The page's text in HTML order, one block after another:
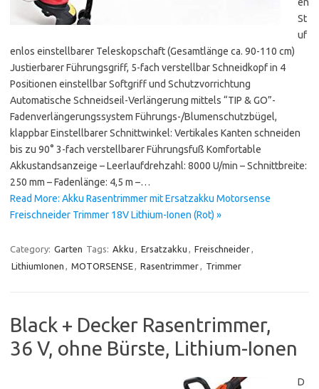
St
uf
enlos einstellbarer Teleskopschaft (Gesamtlänge ca. 90-110 cm)
Justierbarer Führungsgriff, 5-fach verstellbar Schneidkopf in 4
Positionen einstellbar Softgriff und Schutzvorrichtung
Automatische Schneidseil-Verlängerung mittels “TIP & GO”-
Fadenverlängerungssystem Führungs-/Blumenschutzbügel,
klappbar Einstellbarer Schnittwinkel: Vertikales Kanten schneiden
bis zu 90° 3-fach verstellbarer Führungsfuß Komfortable
Akkustandsanzeige – Leerlaufdrehzahl: 8000 U/min – Schnittbreite:
250 mm – Fadenlänge: 4,5 m –…
Read More: Akku Rasentrimmer mit Ersatzakku Motorsense
Freischneider Trimmer 18V Lithium-Ionen (Rot) »
Category: Garten Tags: Akku , Ersatzakku , Freischneider,
LithiumIonen , MOTORSENSE, Rasentrimmer, Trimmer
Black + Decker Rasentrimmer,
36 V, ohne Bürste, Lithium-Ionen
D